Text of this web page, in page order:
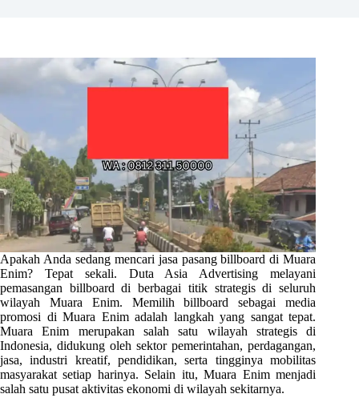
Apakah Anda sedang mencari jasa pasang billboard di Muara
Enim? Tepat sekali. Duta Asia Advertising melayani
pemasangan billboard di berbagai titik strategis di seluruh
wilayah Muara Enim. Memilih billboard sebagai media
promosi di Muara Enim adalah langkah yang sangat tepat.
Muara Enim merupakan salah satu wilayah strategis di
Indonesia, didukung oleh sektor pemerintahan, perdagangan,
jasa, industri kreatif, pendidikan, serta tingginya mobilitas
masyarakat setiap harinya. Selain itu, Muara Enim menjadi
salah satu pusat aktivitas ekonomi di wilayah sekitarnya.